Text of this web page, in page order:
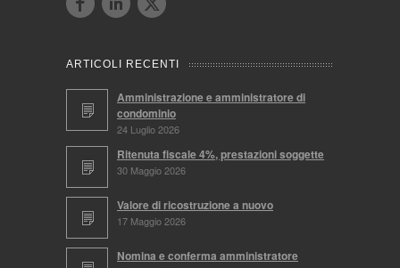
ARTICOLI RECENTI
Amministrazione e amministratore di
condominio
24 Luglio 2026
Ritenuta fiscale 4%, prestazioni soggette
30 Maggio 2026
Valore di ricostruzione a nuovo
17 Maggio 2026
Nomina e conferma amministratore